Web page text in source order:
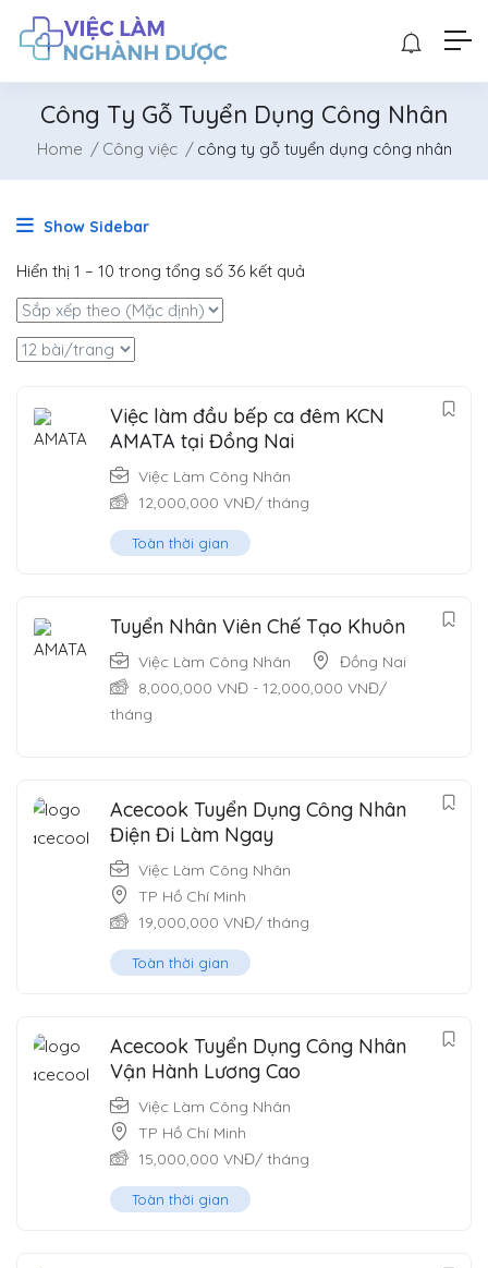
Công Ty Gỗ Tuyển Dụng Công Nhân
Home Công việc công ty gỗ tuyển dụng công nhân
Show Sidebar
Hiển thị 1 – 10 trong tổng số 36 kết quả
Việc làm đầu bếp ca đêm KCN
AMATA tại Đồng Nai
Việc Làm Công Nhân
12,000,000 VNĐ/ tháng
Toàn thời gian
Tuyển Nhân Viên Chế Tạo Khuôn
Việc Làm Công Nhân
Đồng Nai
8,000,000 VNĐ - 12,000,000 VNĐ/
tháng
Acecook Tuyển Dụng Công Nhân
Điện Đi Làm Ngay
Việc Làm Công Nhân
TP Hồ Chí Minh
19,000,000 VNĐ/ tháng
Toàn thời gian
Acecook Tuyển Dụng Công Nhân
Vận Hành Lương Cao
Việc Làm Công Nhân
TP Hồ Chí Minh
15,000,000 VNĐ/ tháng
Toàn thời gian